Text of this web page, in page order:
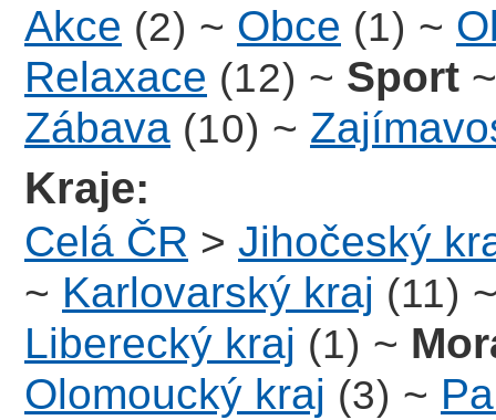
Akce (2) ~ Obce (1) ~
Relaxace (12) ~ Sport
Zábava (10) ~
Kraje:
Celá ČR > Jihočeský
~ Karlovarský kraj (11)
Liberecký kraj (1) ~
Olomoucký kraj (3) ~